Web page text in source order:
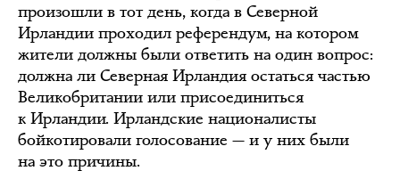
произошли в тот день, когда в Северной
Ирландии проходил референдум, на котором
жители должны были ответить на один вопрос:
должна ли Северная Ирландия остаться частью
Великобритании или присоединиться
к Ирландии. Ирландские националисты
бойкотировали голосование — и у них были
на это причины.